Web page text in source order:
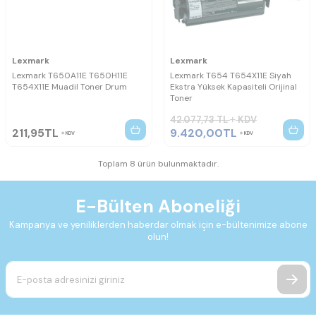
Lexmark
Lexmark T650A11E T650H11E
T654X11E Muadil Toner Drum
211,95TL KDV
Lexmark
Lexmark T654 T654X11E Siyah
Ekstra Yüksek Kapasiteli Orijinal
Toner
42.077,73TL KDV
9.420,00TL KDV
Toplam 8 ürün bulunmaktadır.
E-Bülten Aboneliği
Kampanya ve yeniliklerden haberdar olmak için e-bültenimize abone
olun!